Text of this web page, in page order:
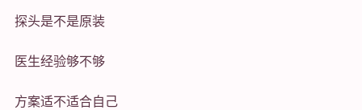
探头是不是原装
医生经验够不够
方案适不适合自己